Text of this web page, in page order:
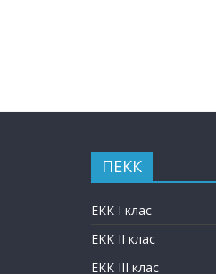
ПЕКК
ЕКК I клас
ЕКК II клас
ЕКК III клас